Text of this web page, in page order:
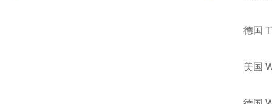
德国
美国